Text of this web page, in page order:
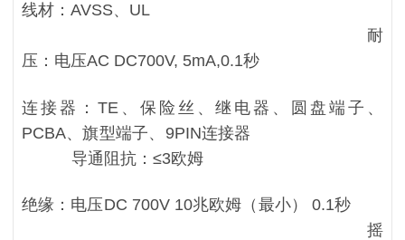
线材：AVSS、UL
耐
压：电压AC DC700V, 5mA,0.1秒
连接器： TE、保险丝、继电器、圆盘端子、
PCBA、旗型端子、9PIN连接器
导通阻抗：≤3欧姆
绝缘：电压DC 700V 10兆欧姆（最小） 0.1秒
摇